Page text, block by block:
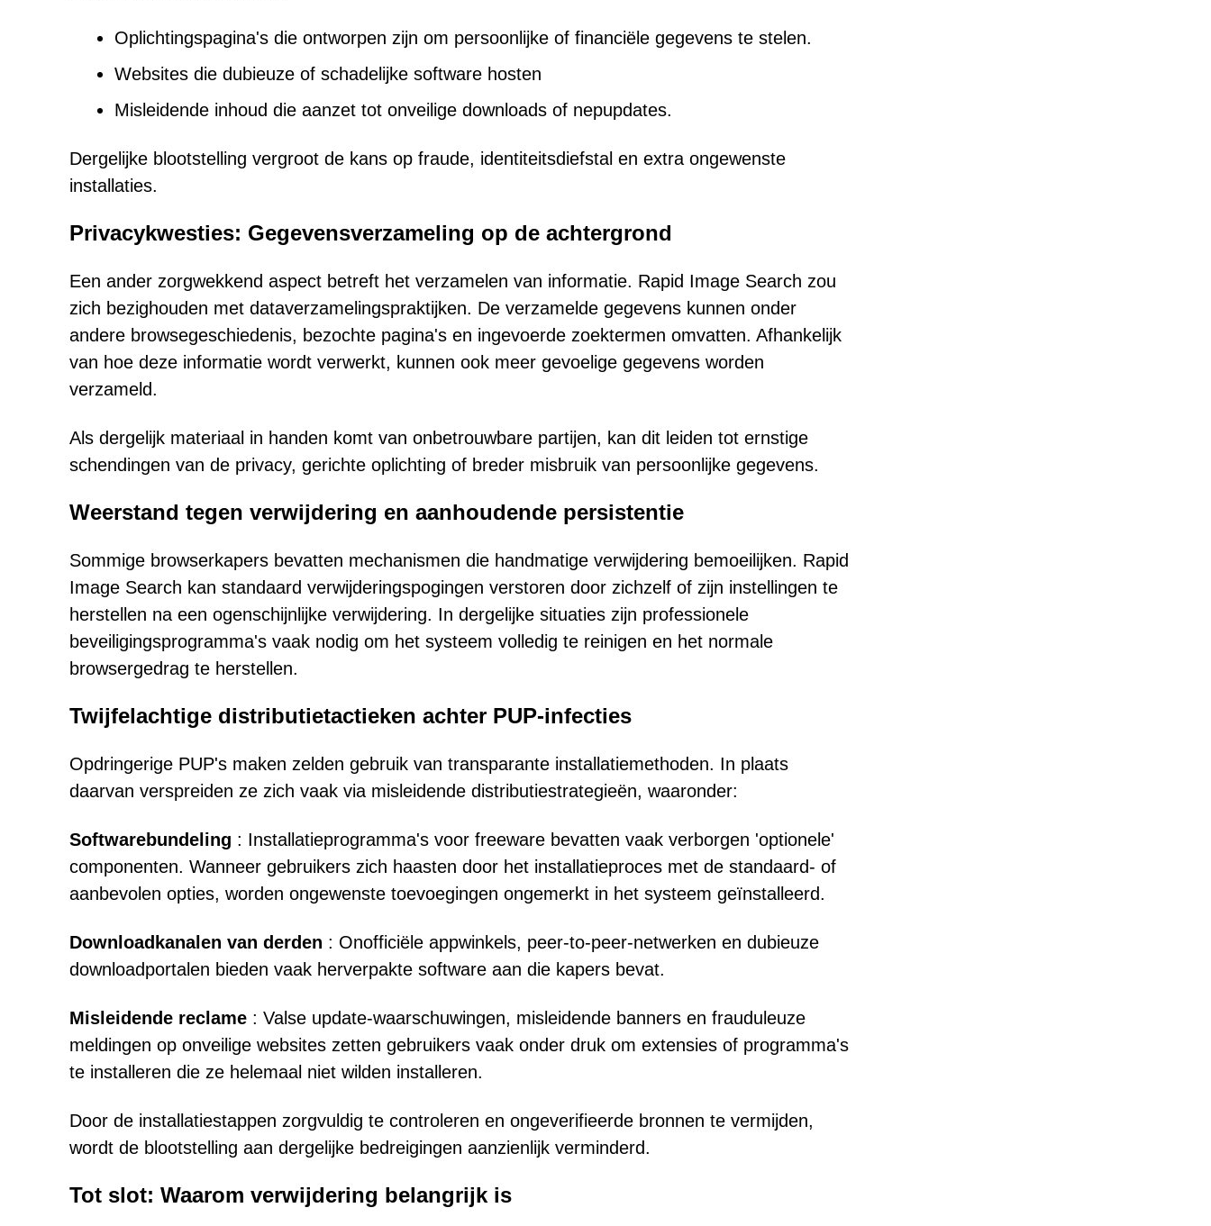
Oplichtingspagina's die ontworpen zijn om persoonlijke of financiële gegevens te stelen.
Websites die dubieuze of schadelijke software hosten
Misleidende inhoud die aanzet tot onveilige downloads of nepupdates.
Dergelijke blootstelling vergroot de kans op fraude, identiteitsdiefstal en extra ongewenste
installaties.
Privacykwesties: Gegevensverzameling op de achtergrond
Een ander zorgwekkend aspect betreft het verzamelen van informatie. Rapid Image Search zou
zich bezighouden met dataverzamelingspraktijken. De verzamelde gegevens kunnen onder
andere browsegeschiedenis, bezochte pagina's en ingevoerde zoektermen omvatten. Afhankelijk
van hoe deze informatie wordt verwerkt, kunnen ook meer gevoelige gegevens worden
verzameld.
Als dergelijk materiaal in handen komt van onbetrouwbare partijen, kan dit leiden tot ernstige
schendingen van de privacy, gerichte oplichting of breder misbruik van persoonlijke gegevens.
Weerstand tegen verwijdering en aanhoudende persistentie
Sommige browserkapers bevatten mechanismen die handmatige verwijdering bemoeilijken. Rapid
Image Search kan standaard verwijderingspogingen verstoren door zichzelf of zijn instellingen te
herstellen na een ogenschijnlijke verwijdering. In dergelijke situaties zijn professionele
beveiligingsprogramma's vaak nodig om het systeem volledig te reinigen en het normale
browsergedrag te herstellen.
Twijfelachtige distributietactieken achter PUP-infecties
Opdringerige PUP's maken zelden gebruik van transparante installatiemethoden. In plaats
daarvan verspreiden ze zich vaak via misleidende distributiestrategieën, waaronder:
Softwarebundeling : Installatieprogramma's voor freeware bevatten vaak verborgen 'optionele'
componenten. Wanneer gebruikers zich haasten door het installatieproces met de standaard- of
aanbevolen opties, worden ongewenste toevoegingen ongemerkt in het systeem geïnstalleerd.
Downloadkanalen van derden : Onofficiële appwinkels, peer-to-peer-netwerken en dubieuze
downloadportalen bieden vaak herverpakte software aan die kapers bevat.
Misleidende reclame : Valse update-waarschuwingen, misleidende banners en frauduleuze
meldingen op onveilige websites zetten gebruikers vaak onder druk om extensies of programma's
te installeren die ze helemaal niet wilden installeren.
Door de installatiestappen zorgvuldig te controleren en ongeverifieerde bronnen te vermijden,
wordt de blootstelling aan dergelijke bedreigingen aanzienlijk verminderd.
Tot slot: Waarom verwijdering belangrijk is